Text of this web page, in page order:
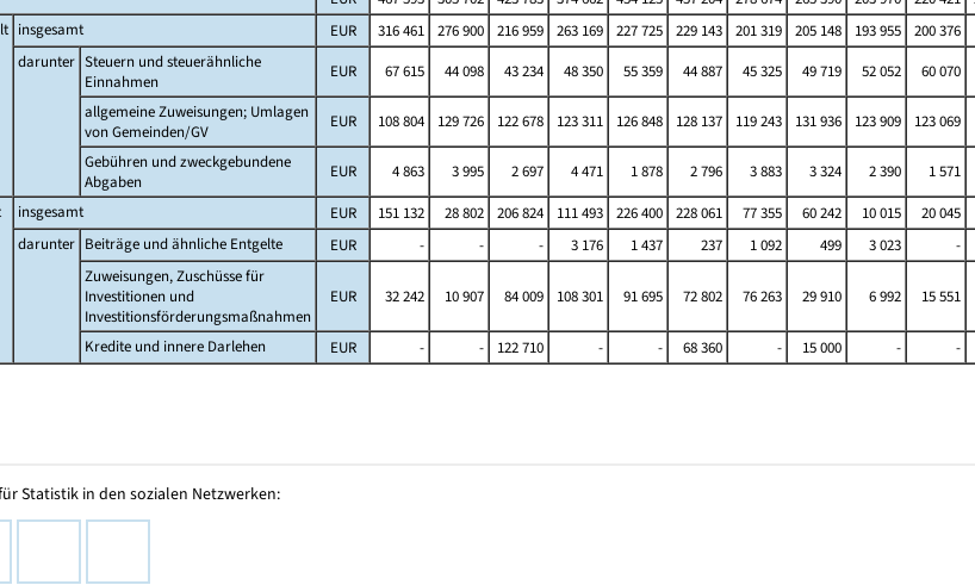
insgesamt EUR 316 461 276 900 216 959 263 169 227 725 229 143 201 319 205 148 193 955 200 376
darunter Steuern und steuerähnliche
Einnahmen
EUR 67 615 44 098 43 234 48 350 55 359 44 887 45 325 49 719 52 052
60 070
allgemeine Zuweisungen; Umlagen
von Gemeinden/GV
EUR 108 804 129 726 122 678 123 311 126 848 128 137 119 243 131 936 123 909 123 069
Gebühren und zweckgebundene
Abgaben
EUR 4 863 3 995 2 697 4 471 1 878 2 796 3 883 3 324 2 390
1 571
insgesamt EUR 151 132 28 802 206 824 111 493 226 400 228 061 77 355 60 242 10 015
20 045
darunter Beiträge und ähnliche Entgelte EUR - - - 3 176 1 437 237 1 092 499 3 023
-
Zuweisungen, Zuschüsse für
Investitionen und
Investitionsförderungsmaßnahmen
EUR 32 242 10 907 84 009 108 301 91 695 72 802 76 263 29 910 6 992 15 551
Kredite und innere Darlehen EUR - - 122 710 - - 68 360 - 15 000 - -
Statistik in den sozialen Netzwerken: